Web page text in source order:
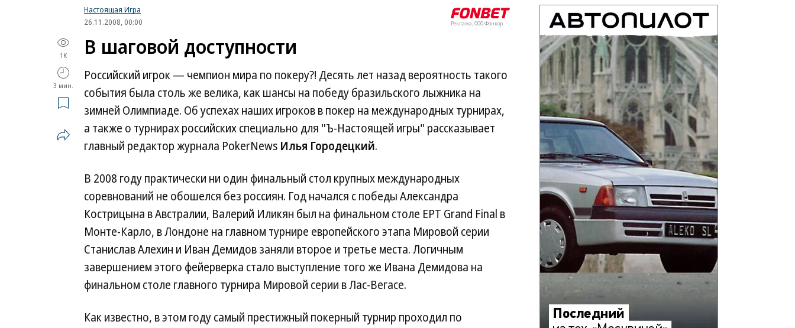
Реклама, ООО Фонкор
Настоящая Игра
26.11.2008, 00:00
1K
3 мин.
В шаговой доступности
Российский игрок — чемпион мира по покеру?! Десять лет назад вероятность такого
события была столь же велика, как шансы на победу бразильского лыжника на
зимней Олимпиаде. Об успехах наших игроков в покер на международных турнирах,
а также о турнирах российских специально для "Ъ-Настоящей игры" рассказывает
главный редактор журнала PokerNews Илья Городецкий.
В 2008 году практически ни один финальный стол крупных международных
соревнований не обошелся без россиян. Год начался с победы Александра
Кострицына в Австралии, Валерий Иликян был на финальном столе EPT Grand Final в
Монте-Карло, в Лондоне на главном турнире европейского этапа Мировой серии
Станислав Алехин и Иван Демидов заняли второе и третье места. Логичным
завершением этого фейерверка стало выступление того же Ивана Демидова на
финальном столе главного турнира Мировой серии в Лас-Вегасе.
Как известно, в этом году самый престижный покерный турнир проходил по